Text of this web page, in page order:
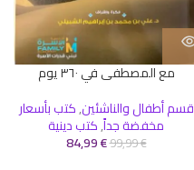
مع المصطفى في ٣٦٠ يوم
قسم أطفال والناشئين,كتب بأسعار
مخفضة جداً,كتب دينية
99,99€
84,99€